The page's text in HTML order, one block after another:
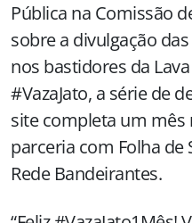
Pública na Comissão
sobre a divulgação
nos bastidores da
#VazaJato, a série de
site completa um mês
parceria com Folha de
Rede Bandeirantes.